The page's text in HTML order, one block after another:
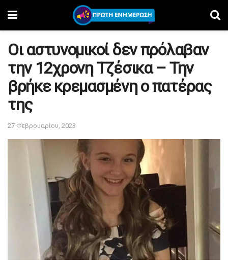
Οι αστυνομικοί δεν πρόλαβαν
την 12χρονη Τζέσικα – Την
βρήκε κρεμασμένη ο πατέρας
της
27 Φεβρουαρίου, 2023